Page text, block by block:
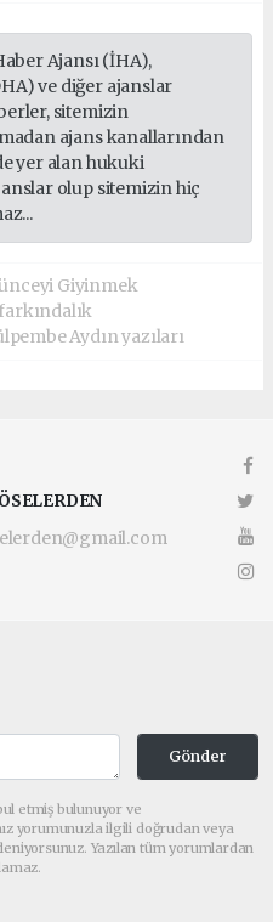
Ajansı (İHA),
ve diğer ajanslar
sitemizin
ajans kanallarından
yer alan hukuki
olup sitemizin hiç
Giyinmek
Aydın yazıları
Gönder
etmiş bulunuyor ve
yorumunuzla ilgili doğrudan veya
Yazılan tüm yorumlardan